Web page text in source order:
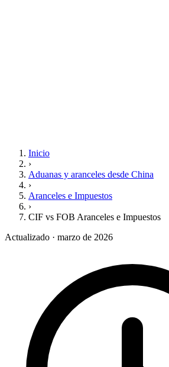
Inicio
›
Aduanas y aranceles desde China
›
Aranceles e Impuestos
›
CIF vs FOB Aranceles e Impuestos
Actualizado · marzo de 2026